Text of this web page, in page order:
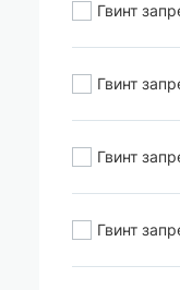
Гвинт
Гвинт
Гвинт
Гвинт